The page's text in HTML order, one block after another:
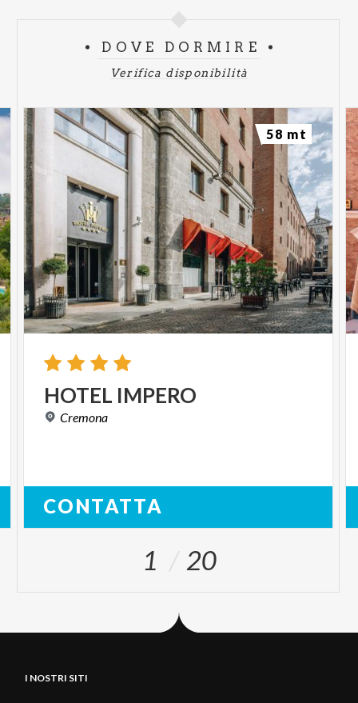
DOVE DORMIRE
Verifica disponibilità
HOTEL IMPERO
Cremona
CONTATTA
58 mt
1 20
I NOSTRI SITI